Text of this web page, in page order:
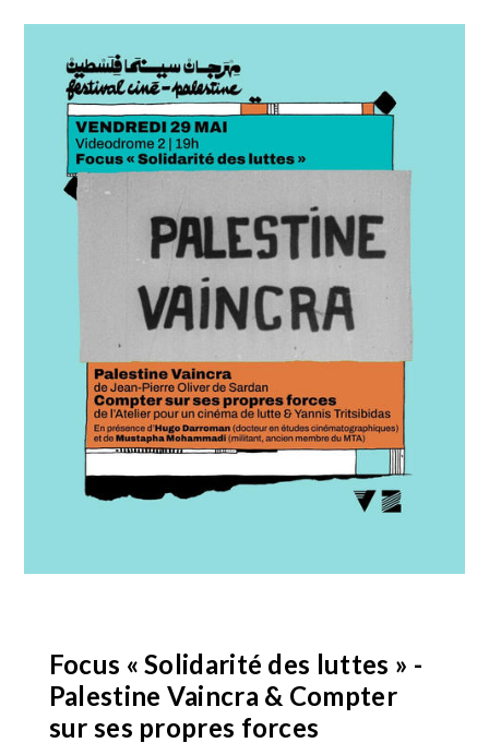
Focus « Solidarité des luttes » -
Palestine Vaincra & Compter
sur ses propres forces